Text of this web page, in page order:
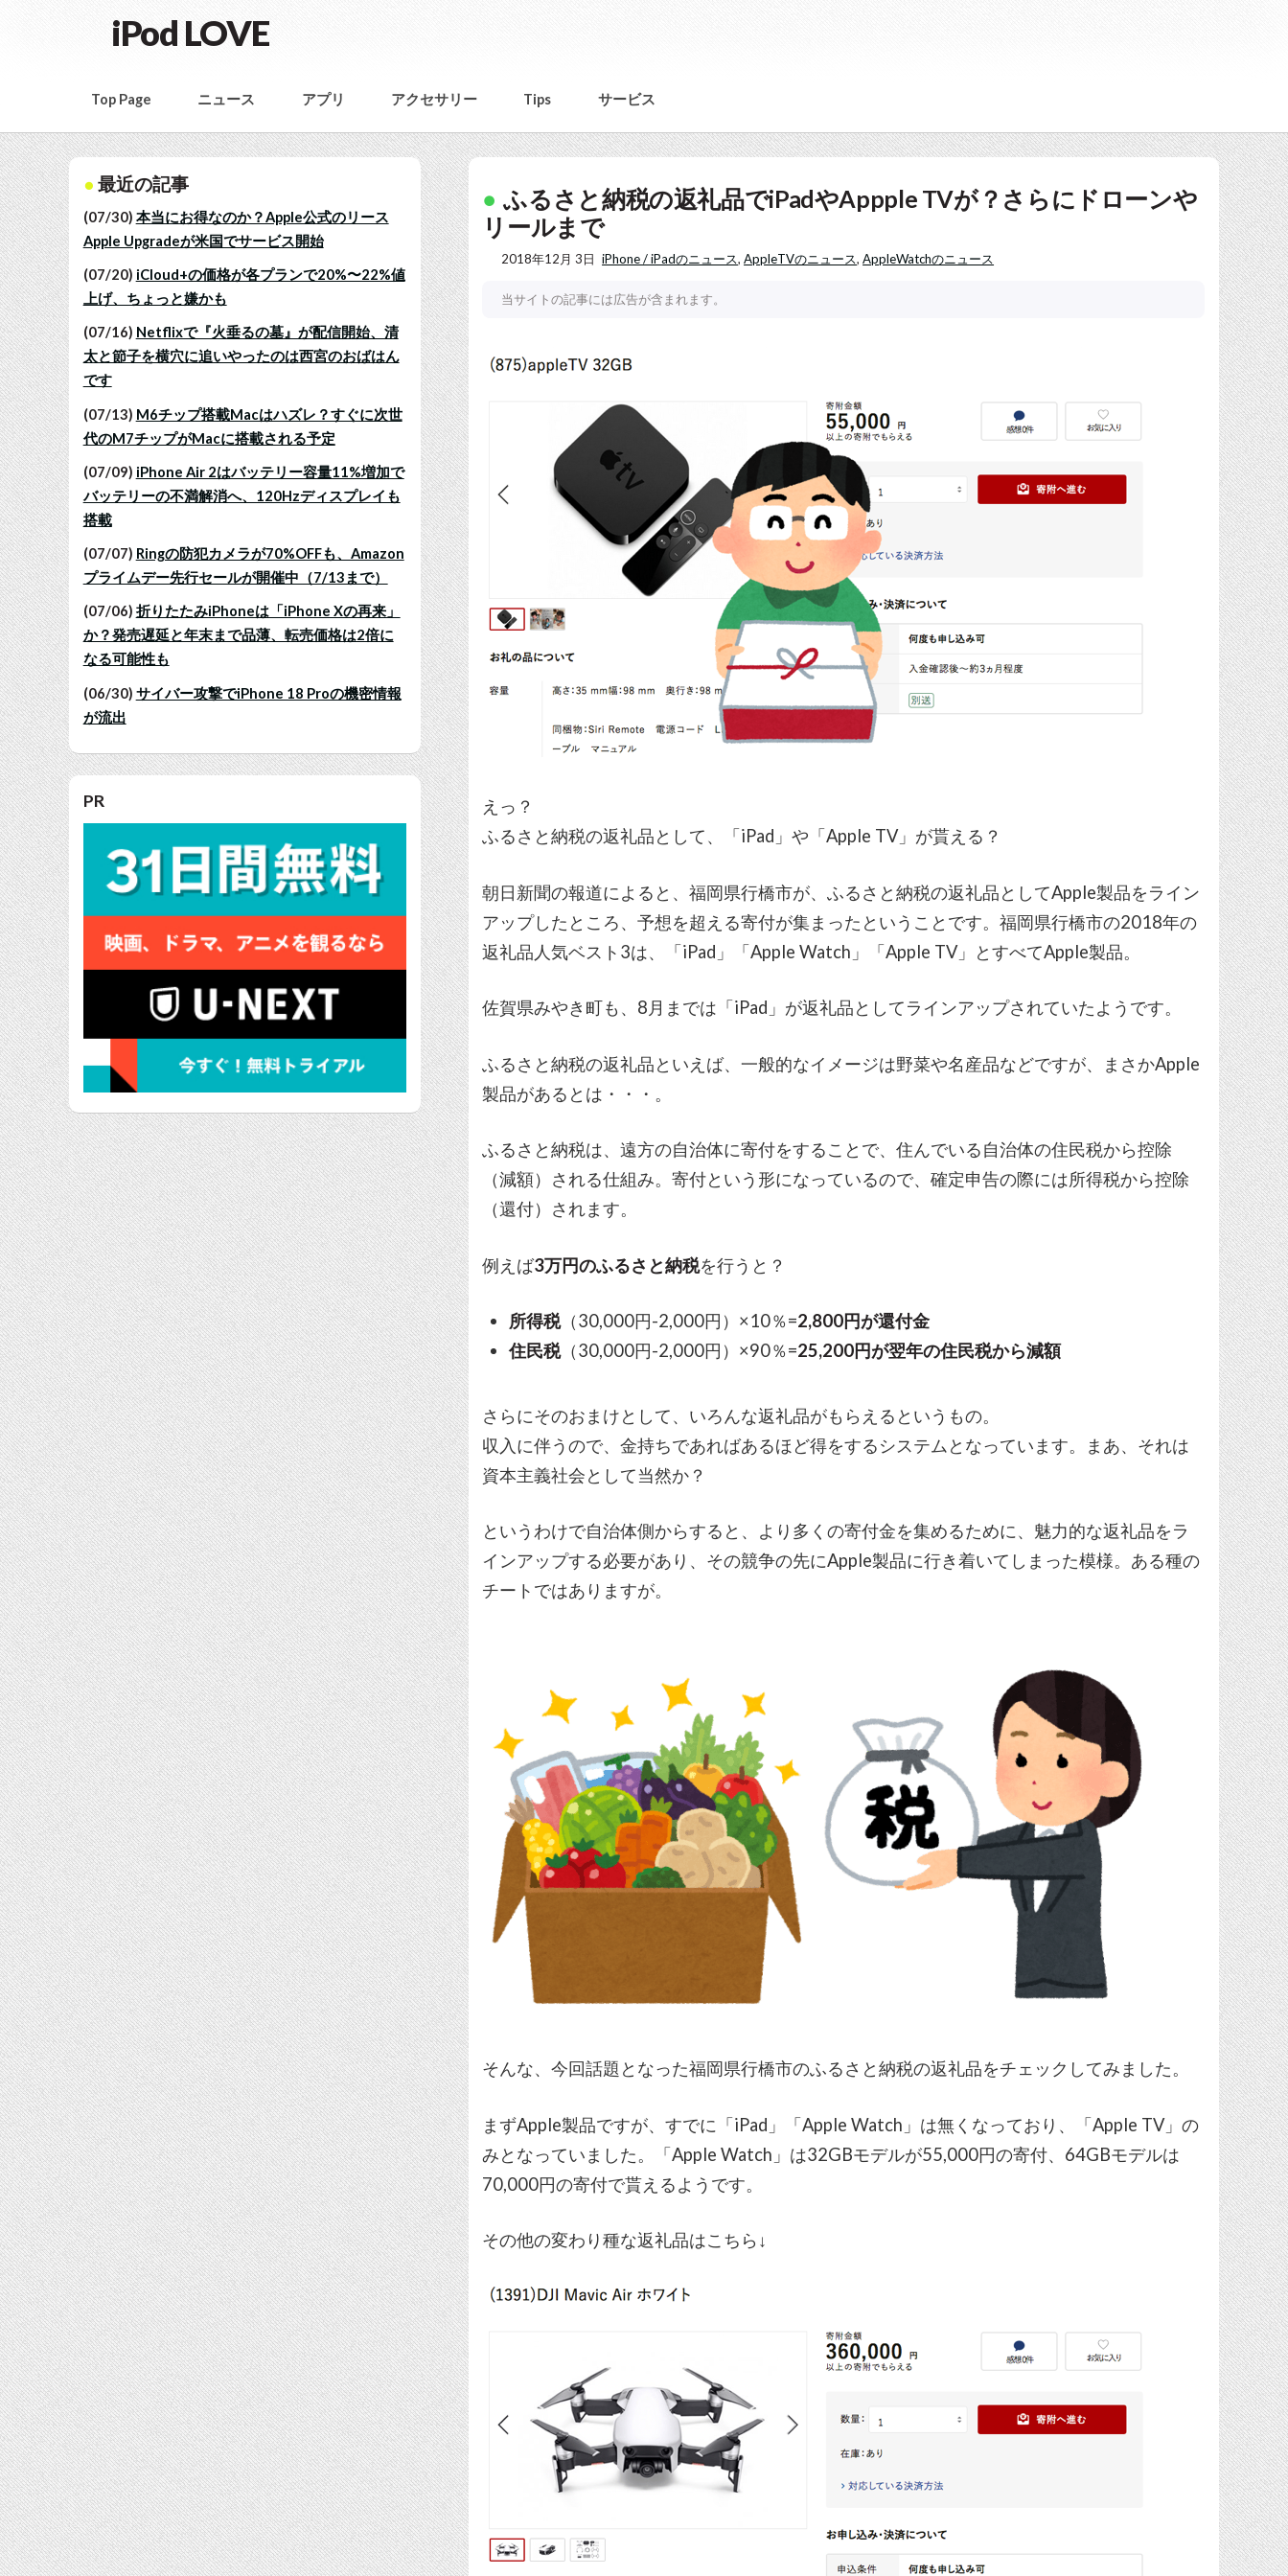
iPod LOVE
Top Page ニュース アプリ アクセサリー Tips サービス
最近の記事
(07/30) 本当にお得なのか？Apple公式のリース
Apple Upgradeが米国でサービス開始
(07/20) iCloud+の価格が各プランで20%〜22%値
上げ、ちょっと嫌かも
(07/16) Netflixで『火垂るの墓』が配信開始、清
太と節子を横穴に追いやったのは西宮のおばはん
です
(07/13) M6チップ搭載Macはハズレ？すぐに次世
代のM7チップがMacに搭載される予定
(07/09) iPhone Air 2はバッテリー容量11%増加で
バッテリーの不満解消へ、120Hzディスプレイも
搭載
(07/07) Ringの防犯カメラが70%OFFも、Amazon
プライムデー先行セールが開催中（7/13まで）
(07/06) 折りたたみiPhoneは「iPhone Xの再来」
か？発売遅延と年末まで品薄、転売価格は2倍に
なる可能性も
(06/30) サイバー攻撃でiPhone 18 Proの機密情報
が流出
PR
ふるさと納税の返礼品でiPadやAppple TVが？さらにドローンや
リールまで
2018年12月 3日 iPhone / iPadのニュース,AppleTVのニュース,AppleWatchのニュース
当サイトの記事には広告が含まれます。
えっ？
ふるさと納税の返礼品として、「iPad」や「Apple TV」が貰える？
朝日新聞の報道によると、福岡県行橋市が、ふるさと納税の返礼品としてApple製品をライン
アップしたところ、予想を超える寄付が集まったということです。福岡県行橋市の2018年の
返礼品人気ベスト3は、「iPad」「Apple Watch」「Apple TV」とすべてApple製品。
佐賀県みやき町も、8月までは「iPad」が返礼品としてラインアップされていたようです。
ふるさと納税の返礼品といえば、一般的なイメージは野菜や名産品などですが、まさかApple
製品があるとは・・・。
ふるさと納税は、遠方の自治体に寄付をすることで、住んでいる自治体の住民税から控除
（減額）される仕組み。寄付という形になっているので、確定申告の際には所得税から控除
（還付）されます。
例えば3万円のふるさと納税を行うと？
所得税（30,000円-2,000円）×10％=2,800円が還付金
住民税（30,000円-2,000円）×90％=25,200円が翌年の住民税から減額
さらにそのおまけとして、いろんな返礼品がもらえるというもの。
収入に伴うので、金持ちであればあるほど得をするシステムとなっています。まあ、それは
資本主義社会として当然か？
というわけで自治体側からすると、より多くの寄付金を集めるために、魅力的な返礼品をラ
インアップする必要があり、その競争の先にApple製品に行き着いてしまった模様。ある種の
チートではありますが。
そんな、今回話題となった福岡県行橋市のふるさと納税の返礼品をチェックしてみました。
まずApple製品ですが、すでに「iPad」「Apple Watch」は無くなっており、「Apple TV」の
みとなっていました。「Apple Watch」は32GBモデルが55,000円の寄付、64GBモデルは
70,000円の寄付で貰えるようです。
その他の変わり種な返礼品はこちら↓